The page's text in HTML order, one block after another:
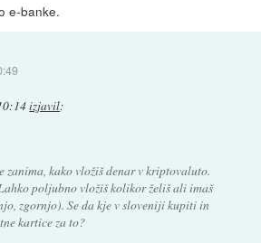
e-banke.
izjavil:
zanima, kako vložiš denar v kriptovaluto.
poljubno vložiš kolikor želiš ali imaš
zgornjo). Se da kje v sloveniji kupiti in
kartice za to?